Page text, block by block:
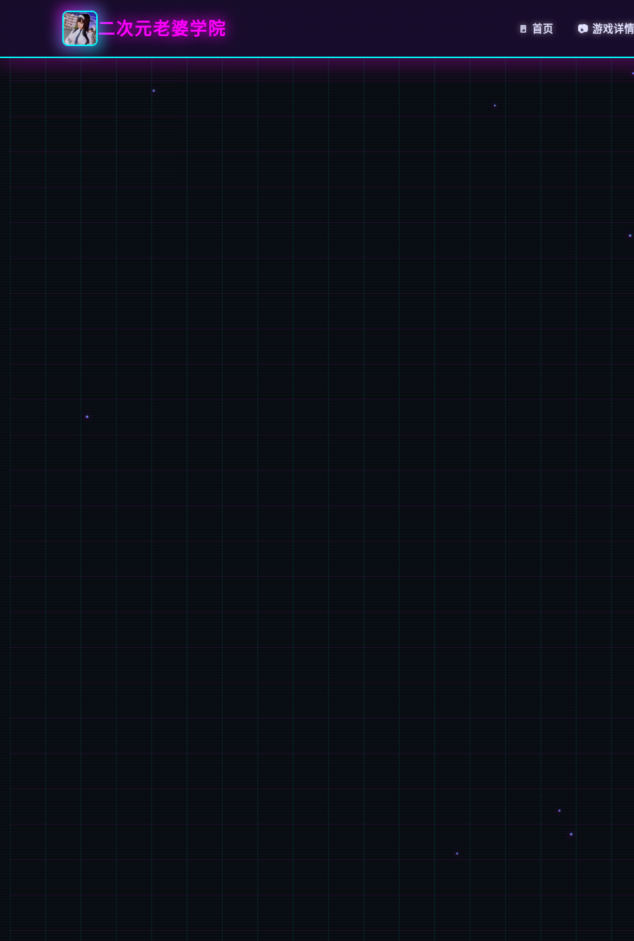
二次元老婆学院 🚪 首页 📷 游戏详情